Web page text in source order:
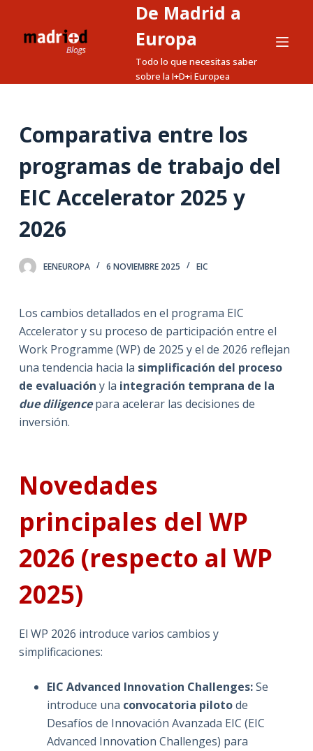
a
o
e
o
De Madrid a
Europa
Todo lo que necesitas saber
sobre la I+D+i Europea
Comparativa entre los
programas de trabajo del
EIC Accelerator 2025 y
2026
EENEUROPA 6 NOVIEMBRE 2025 EIC
Los cambios detallados en el programa EIC
Accelerator y su proceso de participación entre el
Work Programme (WP) de 2025 y el de 2026 reflejan
una tendencia hacia la simplificación del proceso
de evaluación y la integración temprana de la
due diligence para acelerar las decisiones de
inversión.
Novedades
principales del WP
2026 (respecto al WP
2025)
El WP 2026 introduce varios cambios y
simplificaciones:
EIC Advanced Innovation Challenges:Se
introduce una convocatoria pilotode
Desafíos de Innovación Avanzada EIC (EIC
Advanced Innovation Challenges) para